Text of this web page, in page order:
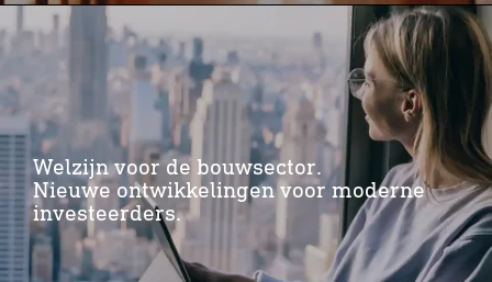
Welzijn voor de bouwsector.
Nieuwe ontwikkelingen voor moderne
investeerders.